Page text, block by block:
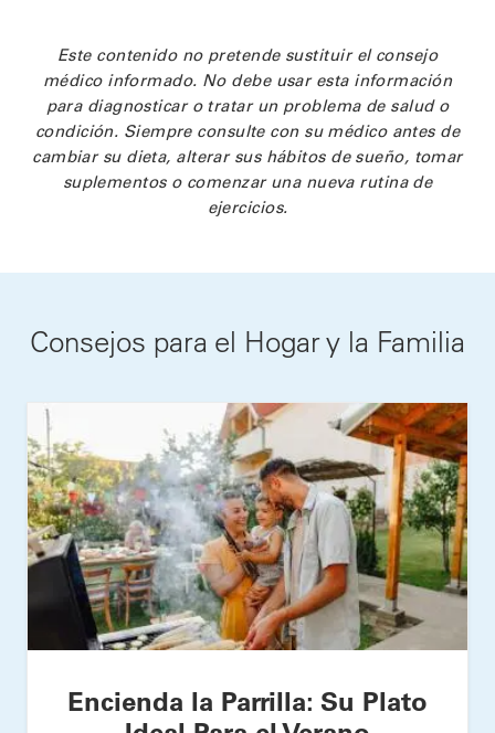
Este contenido no pretende sustituir el consejo
médico informado. No debe usar esta información
para diagnosticar o tratar un problema de salud o
condición. Siempre consulte con su médico antes de
cambiar su dieta, alterar sus hábitos de sueño, tomar
suplementos o comenzar una nueva rutina de
ejercicios.
Consejos para el Hogar y la Familia
Encienda la Parrilla: Su Plato